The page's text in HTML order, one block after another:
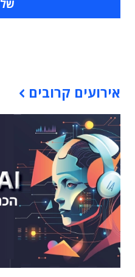
אירועים קרובים